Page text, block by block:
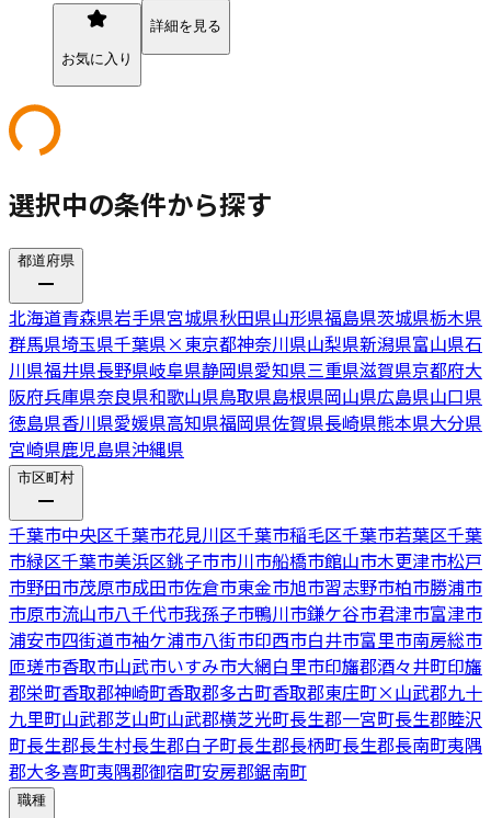
お気に入り
詳細を見る
選択中の条件から探す
都道府県
北海道青森県岩手県宮城県秋田県山形県福島県茨城県栃木県
群馬県埼玉県千葉県×東京都神奈川県山梨県新潟県富山県石
川県福井県長野県岐阜県静岡県愛知県三重県滋賀県京都府大
阪府兵庫県奈良県和歌山県鳥取県島根県岡山県広島県山口県
徳島県香川県愛媛県高知県福岡県佐賀県長崎県熊本県大分県
宮崎県鹿児島県沖縄県
市区町村
千葉市中央区千葉市花見川区千葉市稲毛区千葉市若葉区千葉
市緑区千葉市美浜区銚子市市川市船橋市館山市木更津市松戸
市野田市茂原市成田市佐倉市東金市旭市習志野市柏市勝浦市
市原市流山市八千代市我孫子市鴨川市鎌ケ谷市君津市富津市
浦安市四街道市袖ケ浦市八街市印西市白井市富里市南房総市
匝瑳市香取市山武市いすみ市大網白里市印旛郡酒々井町印旛
郡栄町香取郡神崎町香取郡多古町香取郡東庄町×山武郡九十
九里町山武郡芝山町山武郡横芝光町長生郡一宮町長生郡睦沢
町長生郡長生村長生郡白子町長生郡長柄町長生郡長南町夷隅
郡大多喜町夷隅郡御宿町安房郡鋸南町
職種